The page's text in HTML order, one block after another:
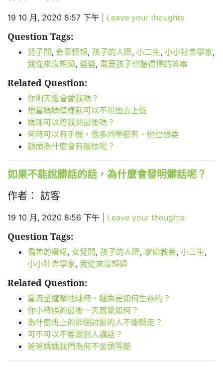
19 10 月, 2020 8:57 下午 Leave your thoughts
Question Tags:
兒子問, 奇思怪想, 孩子的人際, 小二生, 小小社會學家,
我從來沒想過, 爸爸, 需要孩子也聽得懂的答案
Related Question:
你明天還會愛我嗎？
想當媽媽這樣就可以不用出去上班
媽咪可以陪我到最後嗎？
何時可以有手機，很多同學都有，他也想要
額頭為什麼會有皺紋呢？
如果不能說髒話的話，為什麼會發明髒話呢？
作者： 訪客
19 10 月, 2020 8:56 下午 Leave your thoughts
Question Tags:
偏差的邊緣, 女兒問, 孩子的人際, 家庭教養, 小三生,
小小社會學家, 我從來沒想過
Related Question:
當流星撞擊地球時，鱷魚是如何生存的？
你小時候的最後一天感覺如何？
為什麼班上的那個討厭的人不能轉走？
可不可以不要跟別人講話？
爸爸媽媽我們為何不坐頭等艙